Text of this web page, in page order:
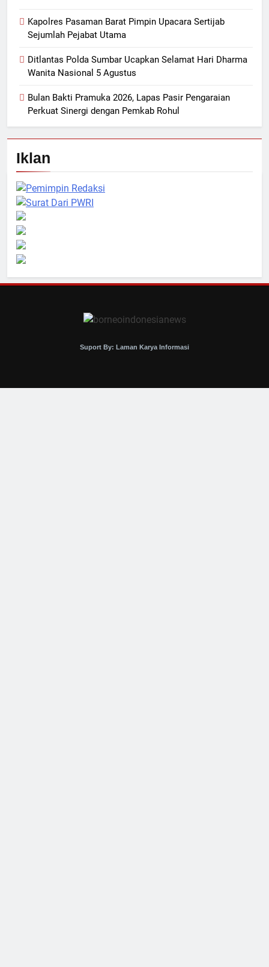
Kapolres Pasaman Barat Pimpin Upacara Sertijab
Sejumlah Pejabat Utama
Ditlantas Polda Sumbar Ucapkan Selamat Hari Dharma
Wanita Nasional 5 Agustus
Bulan Bakti Pramuka 2026, Lapas Pasir Pengaraian
Perkuat Sinergi dengan Pemkab Rohul
Iklan
Suport By: Laman Karya Informasi